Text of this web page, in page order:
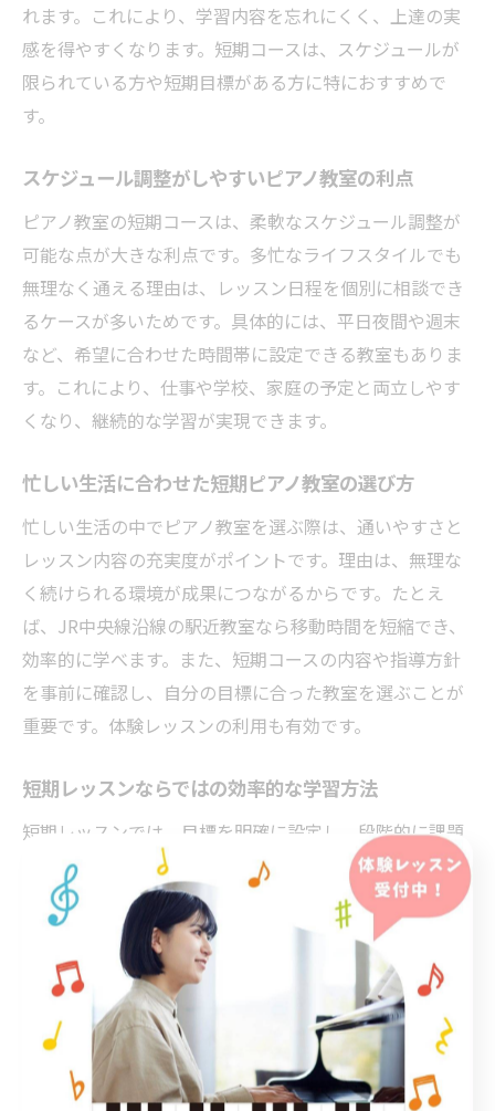
れます。これにより、学習内容を忘れにくく、上達の実
感を得やすくなります。短期コースは、スケジュールが
限られている方や短期目標がある方に特におすすめで
す。
スケジュール調整がしやすいピアノ教室の利点
ピアノ教室の短期コースは、柔軟なスケジュール調整が
可能な点が大きな利点です。多忙なライフスタイルでも
無理なく通える理由は、レッスン日程を個別に相談でき
るケースが多いためです。具体的には、平日夜間や週末
など、希望に合わせた時間帯に設定できる教室もありま
す。これにより、仕事や学校、家庭の予定と両立しやす
くなり、継続的な学習が実現できます。
忙しい生活に合わせた短期ピアノ教室の選び方
忙しい生活の中でピアノ教室を選ぶ際は、通いやすさと
レッスン内容の充実度がポイントです。理由は、無理な
く続けられる環境が成果につながるからです。たとえ
ば、JR中央線沿線の駅近教室なら移動時間を短縮でき、
効率的に学べます。また、短期コースの内容や指導方針
を事前に確認し、自分の目標に合った教室を選ぶことが
重要です。体験レッスンの利用も有効です。
短期レッスンならではの効率的な学習方法
短期レッスンでは、目標を明確に設定し、段階的に課題
をクリアする学習法が効果的です。理由は、限られた期
間で成果を出すため、計画的なカリキュラムが求められ
るためです。具体的には、習得したい曲や技術をリスト
アップし、毎回のレッスンで進捗を確認します。講師と
目標を共有し、必要に応じて練習内容を調整すること
で、効率的なステップアップが可能です。
ピアノ教室でモチベーションを維持する工夫